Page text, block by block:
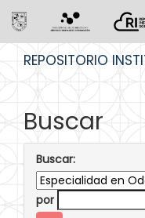
REPOSITORIO
Buscar
Buscar:
por